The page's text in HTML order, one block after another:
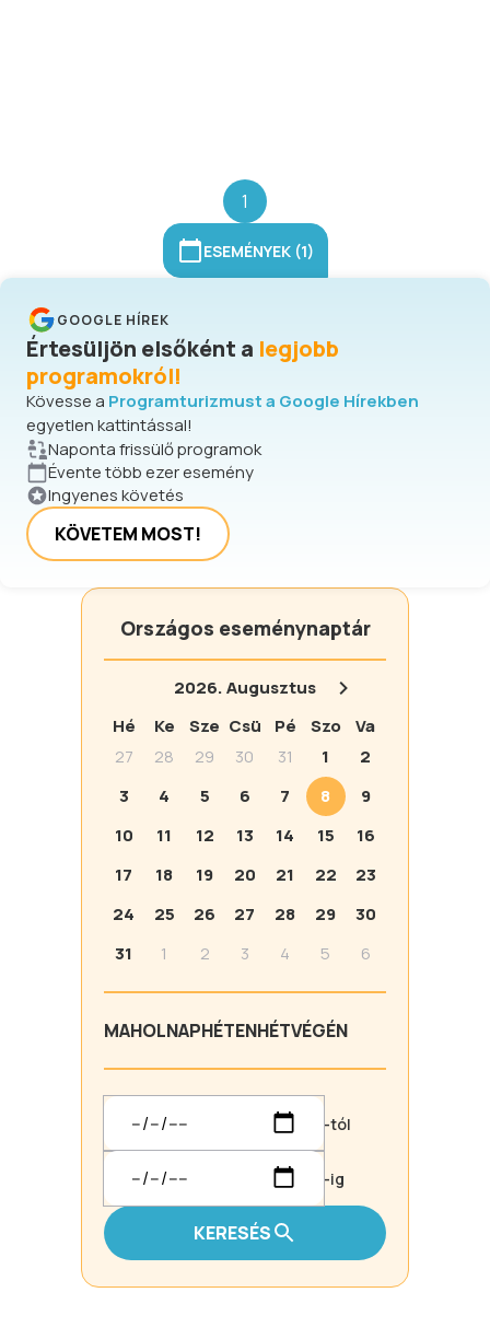
1
ESEMÉNYEK (1)
GOOGLE HÍREK
Értesüljön elsőként a legjobb
programokról!
Kövesse a Programturizmust a Google Hírekben
egyetlen kattintással!
Naponta frissülő programok
Évente több ezer esemény
Ingyenes követés
KÖVETEM MOST!
Országos eseménynaptár
2026.Augusztus
Hé
Ke Sze Csü Pé Szo
Va
27
28 29 30 31 1
2
3
4 5 6 7 8
9
10
11 12 13 14 15
16
17
18 19 20 21 22
23
24
25 26 27 28 29
30
31
1 2 3 4 5 6
MAHOLNAPHÉTENHÉTVÉGÉN
-tól
-ig
KERESÉS